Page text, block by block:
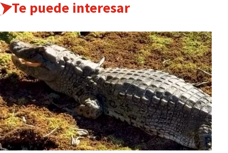
Te puede interesar